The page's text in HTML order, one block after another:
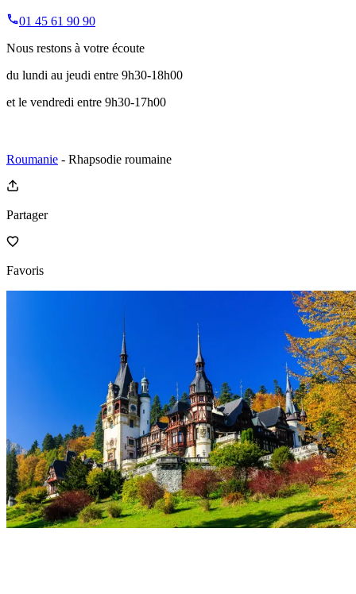
01 45 61 90 90
Nous restons à votre écoute
du lundi au jeudi entre 9h30-18h00
et le vendredi entre 9h30-17h00
Roumanie - Rhapsodie roumaine
Partager
Favoris